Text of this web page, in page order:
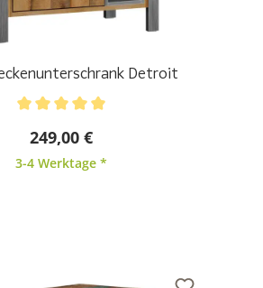
Detroit
249,00 €
3-4 Werktage *